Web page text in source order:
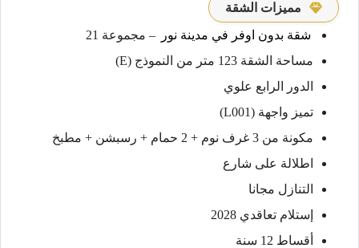
مميزات الشقة
شقة بدون اوفر في مدينة نور
– مجموعة 21
مساحة الشقة 123 متر من النموذج (E)
الدور الرابع علوي
تميز واجهة (L001)
مكونة من 3 غرف نوم + 2 حمام + رسبشن + مطبخ
اطلالة على شارع
التنازل مجانا
إستلام تعاقدي 2028
أقساط 12 سنة